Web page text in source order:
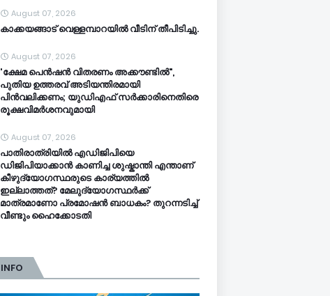
August 07, 2026
കാക്കയങ്ങാട് വെള്ളമ്പാറയിൽ വീടിന് തീപിടിച്ചു.
August 07, 2026
'ക്ഷേമ പെൻഷൻ വിതരണം അക്കൗണ്ടിൽ",
പുതിയ ഉത്തരവ് അടിയന്തിരമായി
പിൻവലിക്കണം; യുഡിഎഫ് സർക്കാരിനെതിരെ
രൂക്ഷവിമർശനവുമായി
August 07, 2026
പാതിരാത്രിയിൽ എഡിജിപിയെ
ഡിജിപിയാക്കാൻ കാണിച്ച ശുഷ്കാന്തി എന്താണ്
കീഴുദ്യോഗസ്ഥരുടെ കാര്യത്തിൽ
ഇല്ലാത്തത്? മേലുദ്യോഗസ്ഥർക്ക്
മാത്രമാണോ പ്രമോഷൻ ബാധകം? തുറന്നടിച്ച്
വീണ്ടും ഹൈക്കോടതി
INFO